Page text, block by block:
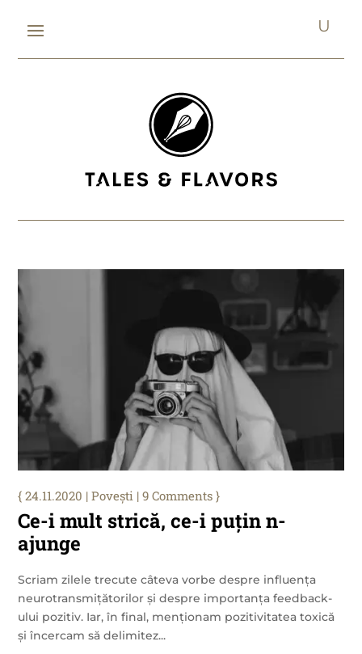
Ce-i mult strică, ce-i puțin n-
ajunge
24.11.2020 |Povești | 9 Comments
Scriam zilele trecute câteva vorbe despre influența
neurotransmițătorilor și despre importanța feedback-
ului pozitiv. Iar, în final, menționam pozitivitatea toxică
și încercam să delimitez...